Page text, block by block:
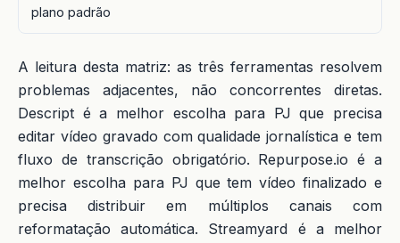
plano padrão
A leitura desta matriz: as três ferramentas resolvem
problemas adjacentes, não concorrentes diretas.
Descript é a melhor escolha para PJ que precisa
editar vídeo gravado com qualidade jornalística e tem
fluxo de transcrição obrigatório. Repurpose.io é a
melhor escolha para PJ que tem vídeo finalizado e
precisa distribuir em múltiplos canais com
reformatação automática. Streamyard é a melhor